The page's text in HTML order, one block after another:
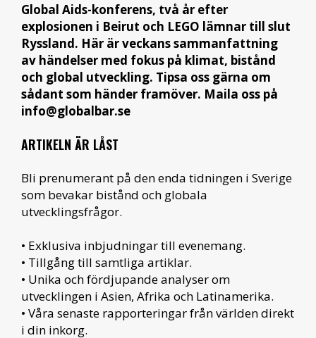
Global Aids-konferens, två år efter
explosionen i Beirut och LEGO lämnar till slut
Ryssland. Här är veckans sammanfattning
av händelser med fokus på klimat, bistånd
och global utveckling. Tipsa oss gärna om
sådant som händer framöver. Maila oss på
info@globalbar.se
ARTIKELN ÄR LÅST
Bli prenumerant på den enda tidningen i Sverige
som bevakar bistånd och globala
utvecklingsfrågor.
• Exklusiva inbjudningar till evenemang.
• Tillgång till samtliga artiklar.
• Unika och fördjupande analyser om
utvecklingen i Asien, Afrika och Latinamerika.
• Våra senaste rapporteringar från världen direkt
i din inkorg.